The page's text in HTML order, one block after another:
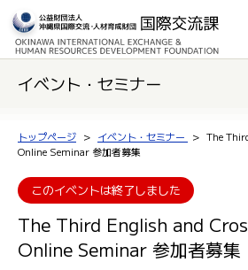
イベント・セミナー
トップページ イベント・セミナー
The
Online Seminar 参加者募集
このイベントは終了しました
The Third English and
Online Seminar 参加者募集